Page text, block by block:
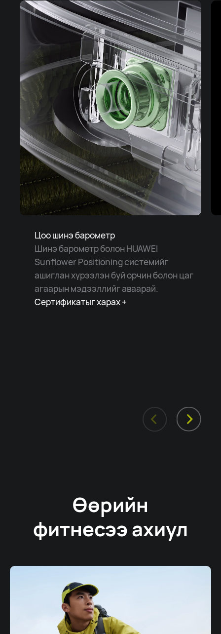
Цоо шинэ барометр
Шинэ барометр болон HUAWEI
Sunflower Positioning системийг
ашиглан хүрээлэн буй орчин болон цаг
агаарын мэдээллийг аваарай.
Сертификатыг харах +
Өөрийн
фитнесээ ахиул